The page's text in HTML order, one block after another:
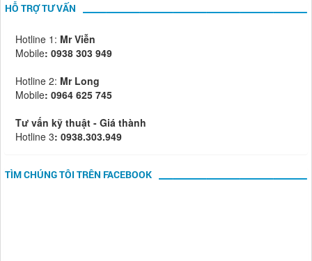
HỖ TRỢ TƯ VẤN
Hotline 1: Mr Viễn
Mobile: 0938 303 949
Hotline 2: Mr Long
Mobile: 0964 625 745
Tư vấn kỹ thuật - Giá thành
Hotline 3: 0938.303.949
TÌM CHÚNG TÔI TRÊN FACEBOOK